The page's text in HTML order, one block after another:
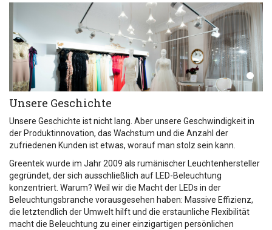
Unsere Geschichte
Unsere Geschichte ist nicht lang. Aber unsere Geschwindigkeit in
der Produktinnovation, das Wachstum und die Anzahl der
zufriedenen Kunden ist etwas, worauf man stolz sein kann.
Greentek wurde im Jahr 2009 als rumänischer Leuchtenhersteller
gegründet, der sich ausschließlich auf LED-Beleuchtung
konzentriert. Warum? Weil wir die Macht der LEDs in der
Beleuchtungsbranche vorausgesehen haben: Massive Effizienz,
die letztendlich der Umwelt hilft und die erstaunliche Flexibilität
macht die Beleuchtung zu einer einzigartigen persönlichen